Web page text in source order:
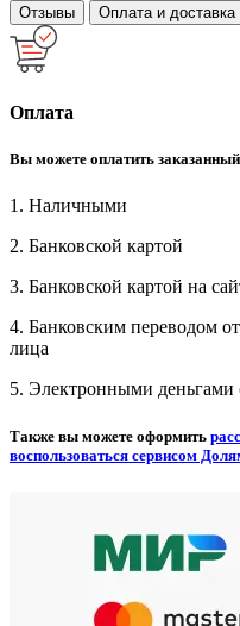
Отзывы Оплата и доставка
Оплата
Вы можете оплатить
1. Наличными
2. Банковской картой
3. Банковской картой на
4. Банковским переводом
лица
5. Электронными
Также вы можете оформить
воспользоваться сервисом